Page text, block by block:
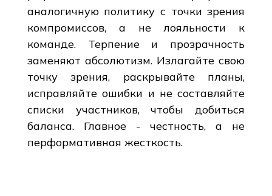
аналогичную политику с точки зрения
компромиссов, а не лояльности к
команде. Терпение и прозрачность
заменяют абсолютизм. Излагайте свою
точку зрения, раскрывайте планы,
исправляйте ошибки и не составляйте
списки участников, чтобы добиться
баланса. Главное - честность, а не
перформативная жесткость.